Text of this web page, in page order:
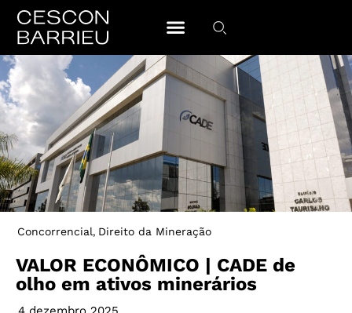
Concorrencial, Direito da Mineração
VALOR ECONÔMICO | CADE de
olho em ativos minerários